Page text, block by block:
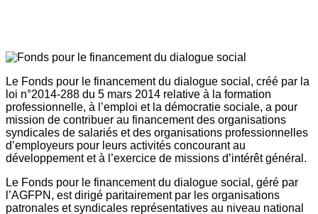
Le Fonds pour le financement du dialogue social, créé par la
loi n°2014-288 du 5 mars 2014 relative à la formation
professionnelle, à l’emploi et la démocratie sociale, a pour
mission de contribuer au financement des organisations
syndicales de salariés et des organisations professionnelles
d’employeurs pour leurs activités concourant au
développement et à l’exercice de missions d’intérêt général.
Le Fonds pour le financement du dialogue social, géré par
l’AGFPN, est dirigé paritairement par les organisations
patronales et syndicales représentatives au niveau national